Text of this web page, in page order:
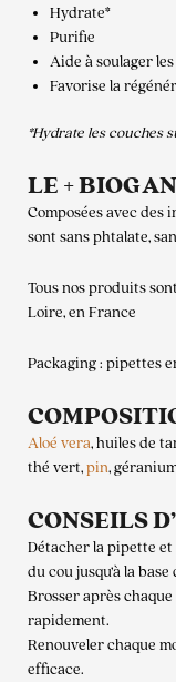
Hydrate*
Purifie
Aide à soulager
Favorise la
*Hydrate les couches
LE +
Composées avec des
sont sans phtalate,
Tous nos produits
Loire, en France
Packaging : pipettes
Aloé vera, huiles de
thé vert,pin,
CONSEILS
Détacher la pipette
du cou jusqu’à la base
Brosser après
rapidement.
Renouveler chaque
efficace.